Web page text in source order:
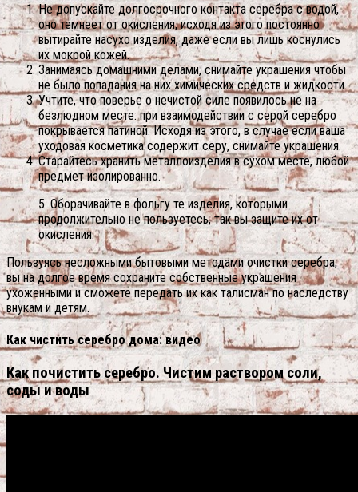
Не допускайте долгосрочного контакта серебра с водой,
оно темнеет от окисления, исходя из этого постоянно
вытирайте насухо изделия, даже если вы лишь коснулись
их мокрой кожей.
Занимаясь домашними делами, снимайте украшения чтобы
не было попадания на них химических средств и жидкости.
Учтите, что поверье о нечистой силе появилось не на
безлюдном месте: при взаимодействии с серой серебро
покрывается патиной. Исходя из этого, в случае если ваша
уходовая косметика содержит серу, снимайте украшения.
Старайтесь хранить металлоизделия в сухом месте, любой
предмет изолированно.
5. Оборачивайте в фольгу те изделия, которыми
продолжительно не пользуетесь, так вы защите их от
окисления.
Пользуясь несложными бытовыми методами очистки серебра,
вы на долгое время сохраните собственные украшения
ухоженными и сможете передать их как талисман по наследству
внукам и детям.
Как чистить серебро дома: видео
Как почистить серебро. Чистим раствором соли,
соды и воды